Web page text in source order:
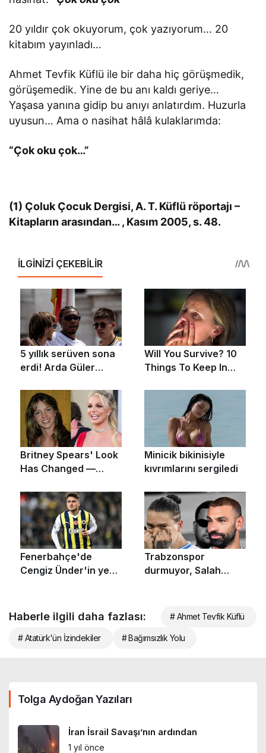
20 yıldır çok okuyorum, çok yazıyorum… 20
kitabım yayınladı…
Ahmet Tevfik Küflü ile bir daha hiç görüşmedik,
görüşemedik. Yine de bu anı kaldı geriye…
Yaşasa yanına gidip bu anıyı anlatırdım. Huzurla
uyusun… Ama o nasihat hâlâ kulaklarımda:
“Çok oku çok…”
(1) Çoluk Çocuk Dergisi, A. T. Küflü röportajı –
Kitapların arasından… , Kasım 2005, s. 48.
Haberle ilgili daha fazlası: # Ahmet Tevfik Küflü
# Atatürk'ün İzindekiler # Bağımsızlık Yolu
Tolga Aydoğan Yazıları
İran İsrail Savaşı’nın ardından
1 yıl önce